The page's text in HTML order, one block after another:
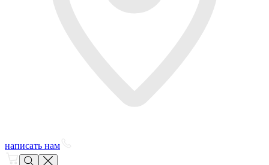
написать нам